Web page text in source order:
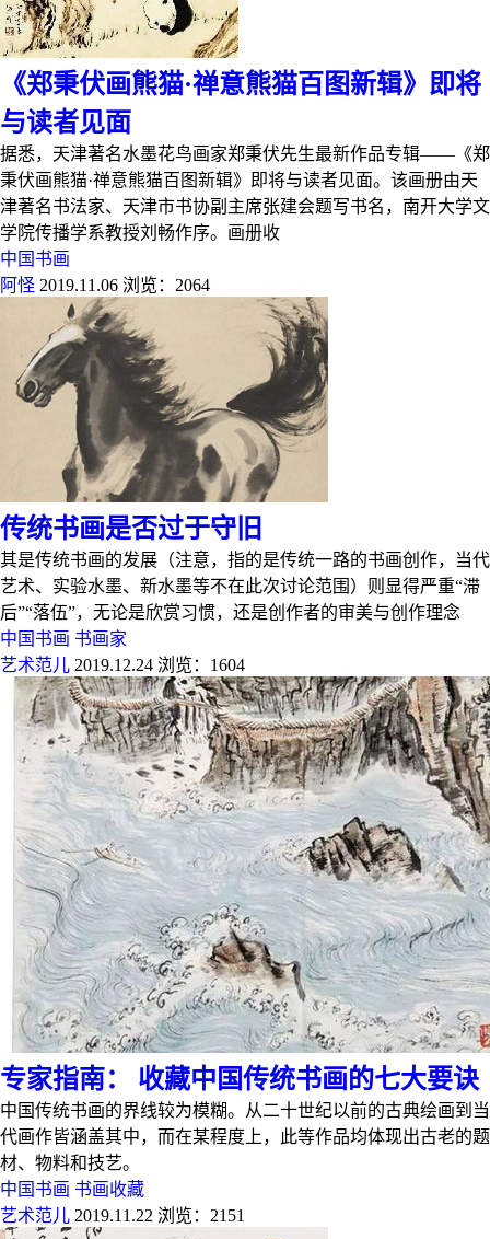
《郑秉伏画熊猫·禅意熊猫百图新辑》即将
与读者见面
据悉，天津著名水墨花鸟画家郑秉伏先生最新作品专辑——《郑
秉伏画熊猫·禅意熊猫百图新辑》即将与读者见面。该画册由天
津著名书法家、天津市书协副主席张建会题写书名，南开大学文
学院传播学系教授刘畅作序。画册收
中国书画
阿怪 2019.11.06 浏览：2064
传统书画是否过于守旧
其是传统书画的发展（注意，指的是传统一路的书画创作，当代
艺术、实验水墨、新水墨等不在此次讨论范围）则显得严重“滞
后”“落伍”，无论是欣赏习惯，还是创作者的审美与创作理念
中国书画 书画家
艺术范儿 2019.12.24 浏览：1604
专家指南： 收藏中国传统书画的七大要诀
中国传统书画的界线较为模糊。从二十世纪以前的古典绘画到当
代画作皆涵盖其中，而在某程度上，此等作品均体现出古老的题
材、物料和技艺。
中国书画 书画收藏
艺术范儿 2019.11.22 浏览：2151